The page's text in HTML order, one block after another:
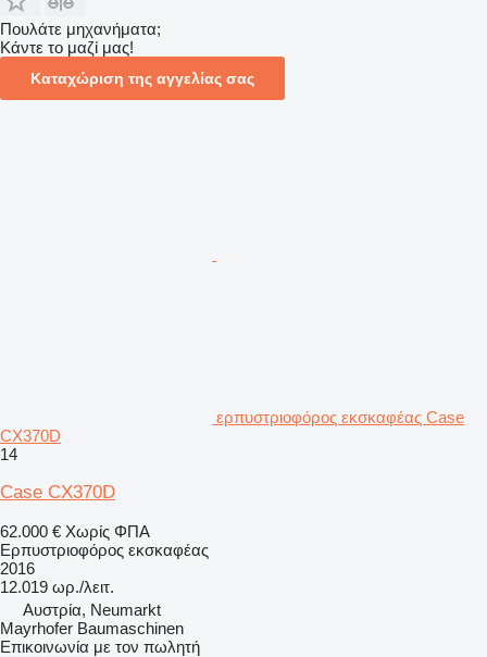
Πουλάτε μηχανήματα;
Κάντε το μαζί μας!
Καταχώριση της αγγελίας σας
ερπυστριοφόρος εκσκαφέας Case
CX370D
14
Case CX370D
62.000 € Χωρίς ΦΠΑ
Ερπυστριοφόρος εκσκαφέας
2016
12.019 ωρ./λειτ.
Αυστρία, Neumarkt
Mayrhofer Baumaschinen
Επικοινωνία με τον πωλητή